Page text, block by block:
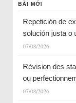
BÀI MỚI
Repetición de
solución justa o
07/08/2026
Révision des
ou
07/08/2026